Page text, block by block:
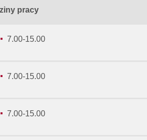
pracy
7.00-15.00
7.00-15.00
7.00-15.00